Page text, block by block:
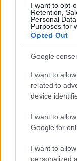
I want to opt-
Retention,
Personal
Purposes for
Opted Out
Google
I want to
related to
device
I want to
Google for
I want to
personalized
Népszerű